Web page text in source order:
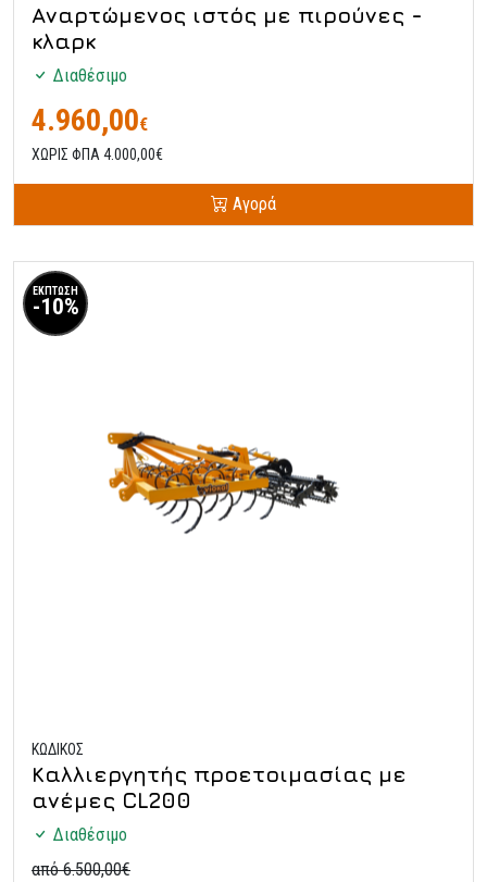
Αναρτώμενος ιστός με πιρούνες -
κλαρκ
Διαθέσιμο
4.960,00€
ΧΩΡΙΣ ΦΠΑ 4.000,00€
Αγορά
ΕΚΠΤΩΣΗ
-10%
ΚΩΔΙΚΟΣ
Καλλιεργητής προετοιμασίας με
ανέμες CL200
Διαθέσιμο
από 6.500,00€